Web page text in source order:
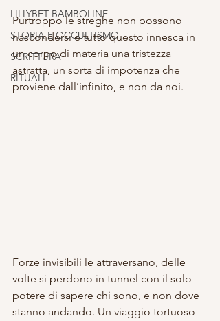
LILLYBET BAMBOLINE
STORIA E OCCULTISMO
SCRITTURA
RITUALI
Purtroppo le streghe non possono
nascondersi e tutto questo innesca in
un corpo di materia una tristezza
astratta, un sorta di impotenza che
proviene dall’infinito, e non da noi.
Forze invisibili le attraversano, delle
volte si perdono in tunnel con il solo
potere di sapere chi sono, e non dove
stanno andando. Un viaggio tortuoso